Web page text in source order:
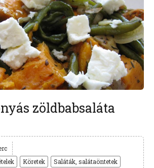
zöldbabsaláta
Köretek Saláták, salátaöntetek